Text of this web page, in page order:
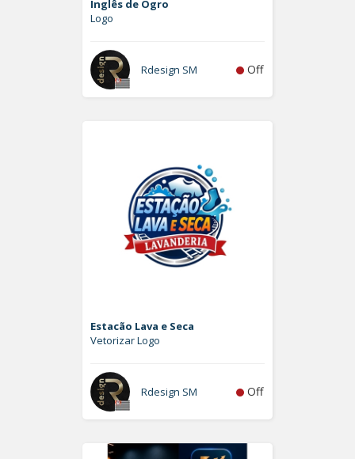
Inglês de Ogro
Logo
Rdesign SM Off
Estacão Lava e Seca
Vetorizar Logo
Rdesign SM Off